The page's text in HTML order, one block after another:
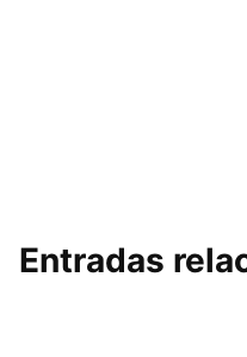
Entradas